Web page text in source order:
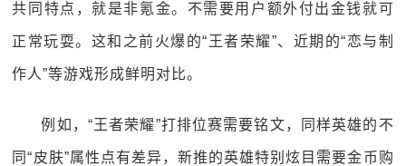
共同特点，就是非氪金。不需要用户额外付出金钱就可
正常玩耍。这和之前火爆的“王者荣耀”、近期的“恋与制
作人”等游戏形成鲜明对比。
例如，“王者荣耀”打排位赛需要铭文，同样英雄的不
同“皮肤”属性点有差异，新推的英雄特别炫目需要金币购